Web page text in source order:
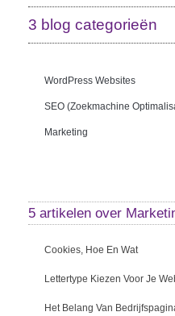
3 blog categorieën
WordPress Websites
SEO (zoekmachine
Marketing
5 artikelen over
Cookies, Hoe En Wat
Lettertype Kiezen Voor Je
Het Belang Van